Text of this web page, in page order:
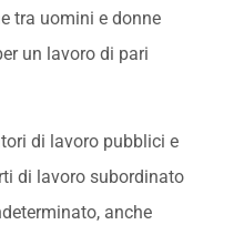
tra uomini e donne
un lavoro di pari
di lavoro pubblici e
di lavoro subordinato
anche